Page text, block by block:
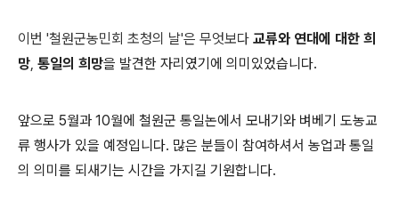
이번 '철원군농민회 초청의 날'은 무엇보다 교류와 연대에 대한 희
망 통일의 희망을 발견한 자리였기에 의미있었습니다.
앞으로 5월과 10월에 철원군 통일논에서 모내기와 벼베기 도농교
류 행사가 있을 예정입니다. 많은 분들이 참여하셔서 농업과 통일
의 의미를 되새기는 시간을 가지길 기원합니다.